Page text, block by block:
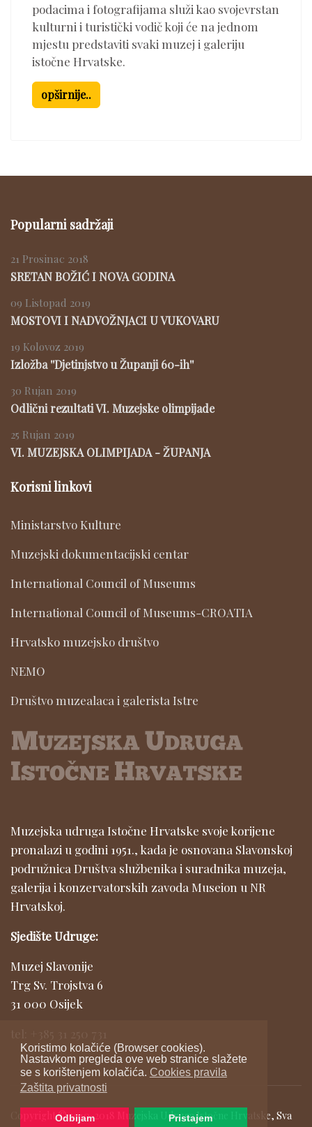
Koristimo kolačiće (Browser cookies).
Nastavkom pregleda ove web stranice slažete
se s korištenjem kolačića. Cookies pravila
Zaštita privatnosti
Odbijam Pristajem
podacima i fotografijama služi kao svojevrstan
kulturni i turistički vodič koji će na jednom
mjestu predstaviti svaki muzej i galeriju
istočne Hrvatske.
opširnije..
Popularni sadržaji
21 Prosinac 2018
SRETAN BOŽIĆ I NOVA GODINA
09 Listopad 2019
MOSTOVI I NADVOŽNJACI U VUKOVARU
19 Kolovoz 2019
Izložba ''Djetinjstvo u Županji 60-ih''
30 Rujan 2019
Odlični rezultati VI. Muzejske olimpijade
25 Rujan 2019
VI. MUZEJSKA OLIMPIJADA - ŽUPANJA
Korisni linkovi
Ministarstvo Kulture
Muzejski dokumentacijski centar
International Council of Museums
International Council of Museums-CROATIA
Hrvatsko muzejsko društvo
NEMO
Društvo muzealaca i galerista Istre
Muzejska udruga Istočne Hrvatske svoje korijene
pronalazi u godini 1951., kada je osnovana Slavonskoj
podružnica Društva službenika i suradnika muzeja,
galerija i konzervatorskih zavoda Museion u NR
Hrvatskoj.
Sjedište Udruge:
Muzej Slavonije
Trg Sv. Trojstva 6
31 000 Osijek
Copyright © 2010-2018 Muzejska Udruga Istočne Hrvatske, Sva